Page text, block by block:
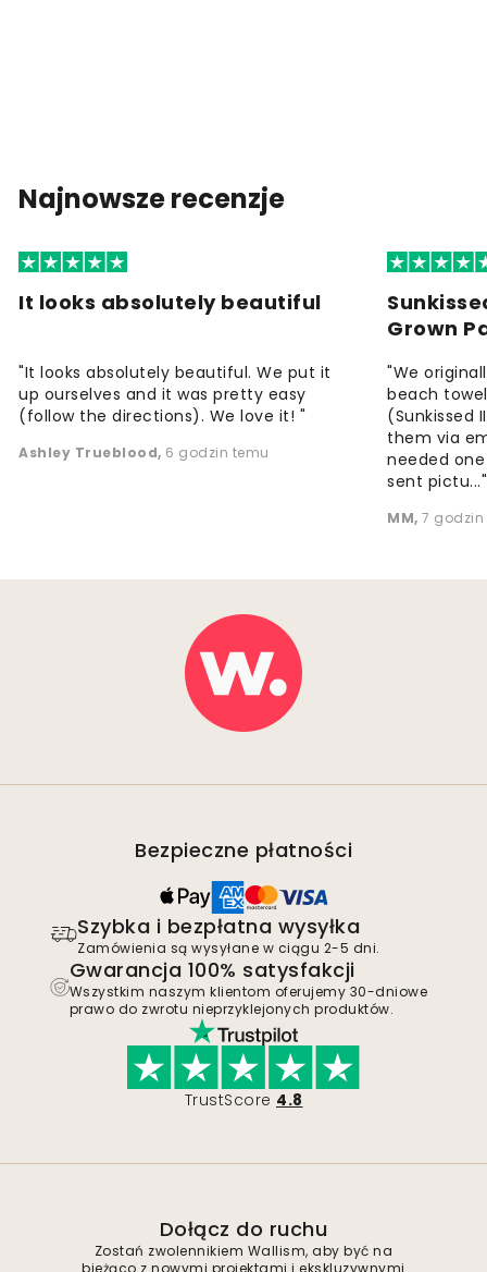
Najnowsze recenzje
It looks absolutely beautiful
"It looks absolutely beautiful. We put it
up ourselves and it was pretty easy
(follow the directions). We love it! "
Ashley Trueblood, 6 godzin temu
Grown
"We
beach
(Sunkissed
them via
needed
sent pictu..."
MM, 7
Bezpieczne płatności
Szybka i bezpłatna wysyłka
Zamówienia są wysyłane w ciągu 2-5 dni.
Gwarancja 100% satysfakcji
Wszystkim naszym klientom oferujemy 30-dniowe
prawo do zwrotu nieprzyklejonych produktów.
TrustScore 4.8
Dołącz do ruchu
Zostań zwolennikiem Wallism, aby być na
bieżąco z nowymi projektami i ekskluzywnymi